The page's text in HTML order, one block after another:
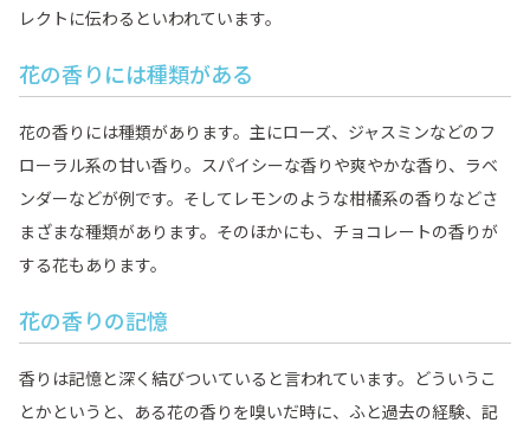
レクトに伝わるといわれています。
花の香りには種類がある
花の香りには種類があります。主にローズ、ジャスミンなどのフ
ローラル系の甘い香り。スパイシーな香りや爽やかな香り、ラベ
ンダーなどが例です。そしてレモンのような柑橘系の香りなどさ
まざまな種類があります。そのほかにも、チョコレートの香りが
する花もあります。
花の香りの記憶
香りは記憶と深く結びついていると言われています。どういうこ
とかというと、ある花の香りを嗅いだ時に、ふと過去の経験、記